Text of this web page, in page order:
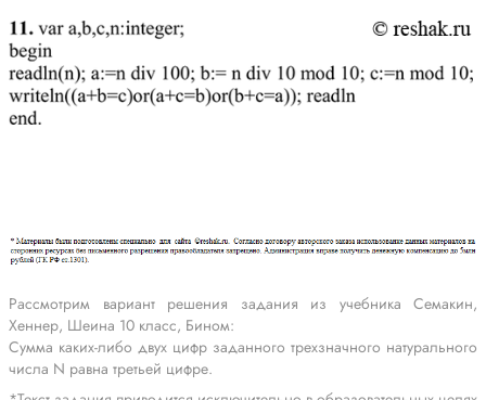
Рассмотрим вариант решения задания из учебника Семакин,
Хеннер, Шеина 10 класс, Бином:
Сумма каких-либо двух цифр заданного трехзначного натурального
числа N равна третьей цифре.